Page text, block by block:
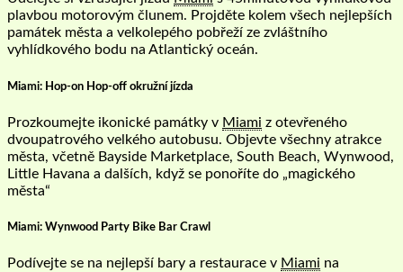
plavbou motorovým člunem. Projděte kolem všech nejlepších
památek města a velkolepého pobřeží ze zvláštního
vyhlídkového bodu na Atlantický oceán.
Miami: Hop-on Hop-off okružní jízda
Prozkoumejte ikonické památky v Miami z otevřeného
dvoupatrového velkého autobusu. Objevte všechny atrakce
města, včetně Bayside Marketplace, South Beach, Wynwood,
Little Havana a dalších, když se ponoříte do „magického
města“
Miami: Wynwood Party Bike Bar Crawl
Podívejte se na nejlepší bary a restaurace v Miami na